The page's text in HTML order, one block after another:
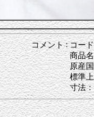
コメント : コー
商品
原産
標準
寸法